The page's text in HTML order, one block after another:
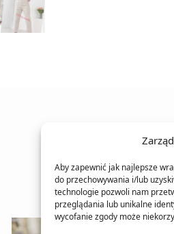
Aby zapewnić jak najlepsze
do przechowywania i/lub
technologie pozwoli nam
przeglądania lub unikalne
wycofanie zgody może
TO SIĘ